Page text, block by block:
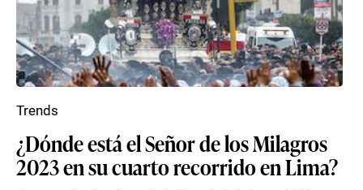
¿Dónde está el Señor de los Milagros
2023 en su cuarto recorrido en Lima?
Trends